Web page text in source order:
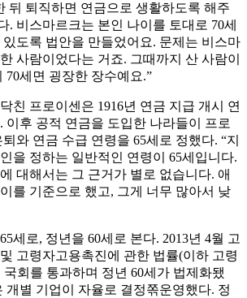
뒤 퇴직하면 연금으로 생활하도록 해주
. 비스마르크는 본인 나이를 토대로 70세
도록 법안을 만들었어요. 문제는 비스마
사람이었다는 거죠. 그때까지 산 사람이
70세면 굉장한 장수예요.”
친 프로이센은 1916년 연금 지급 개시 연
이후 공적 연금을 도입한 나라들이 프로
와 연금 수급 연령을 65세로 정했다. “지
을 정하는 일반적인 연령이 65세입니다.
대해서는 그 근거가 별로 없습니다. 애
를 기준으로 했고, 그게 너무 많아서 낮
세로, 정년을 60세로 본다. 2013년 4월 고
고령자고용촉진에 관한 법률(이하 고령
회를 통과하며 정년 60세가 법제화됐
개별 기업이 자율로 결정쪾운영했다. 정